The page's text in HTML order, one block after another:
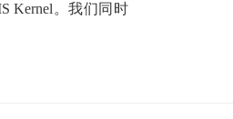
Kernel。我们同时